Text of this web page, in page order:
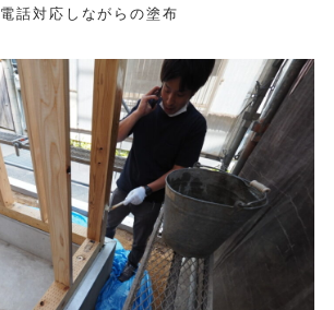
電話対応しながらの塗布